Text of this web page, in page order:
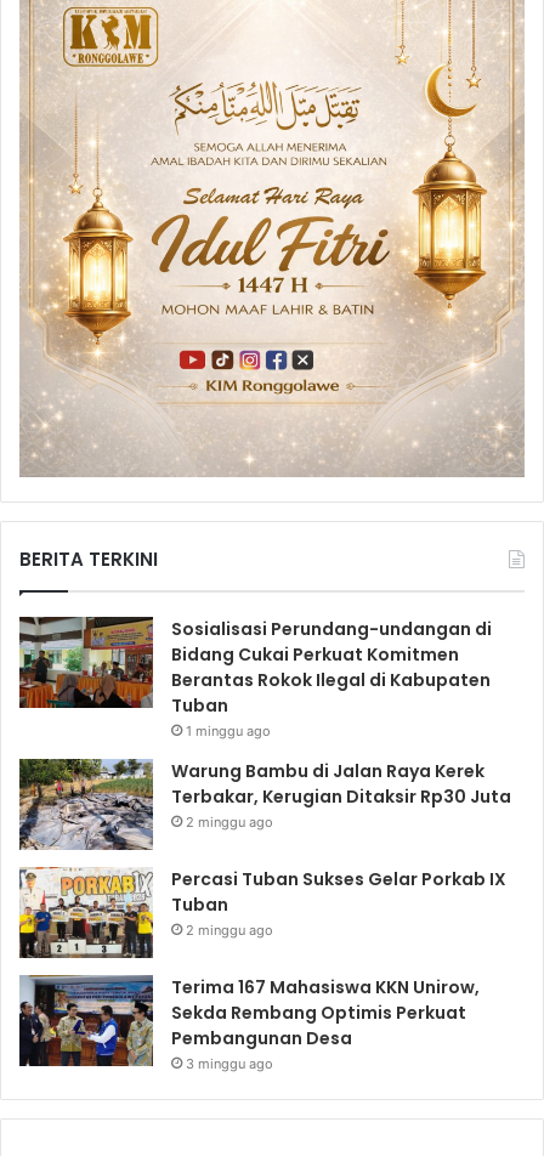
BERITA TERKINI
Sosialisasi Perundang-undangan di
Bidang Cukai Perkuat Komitmen
Berantas Rokok Ilegal di Kabupaten
Tuban
1 minggu ago
Warung Bambu di Jalan Raya Kerek
Terbakar, Kerugian Ditaksir Rp30 Juta
2 minggu ago
Percasi Tuban Sukses Gelar Porkab IX
Tuban
2 minggu ago
Terima 167 Mahasiswa KKN Unirow,
Sekda Rembang Optimis Perkuat
Pembangunan Desa
3 minggu ago